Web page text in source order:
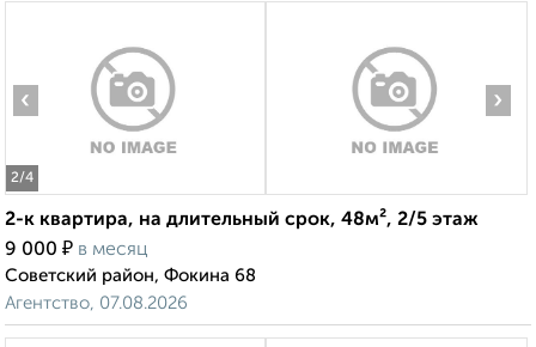
2/4
‹ ›
2-к квартира, на длительный срок, 48м², 2/5 этаж
9 000 ₽ в месяц
Советский район, Фокина 68
Агентство, 07.08.2026